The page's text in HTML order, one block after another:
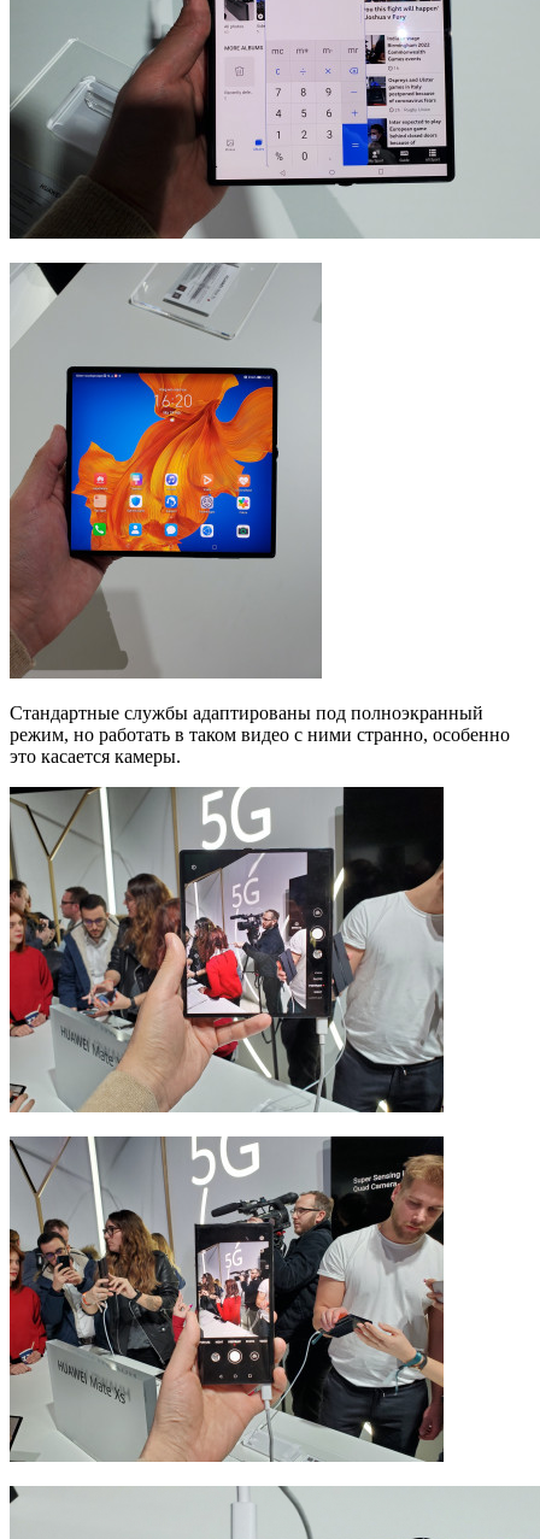
Стандартные службы адаптированы под полноэкранный
режим, но работать в таком видео с ними странно, особенно
это касается камеры.